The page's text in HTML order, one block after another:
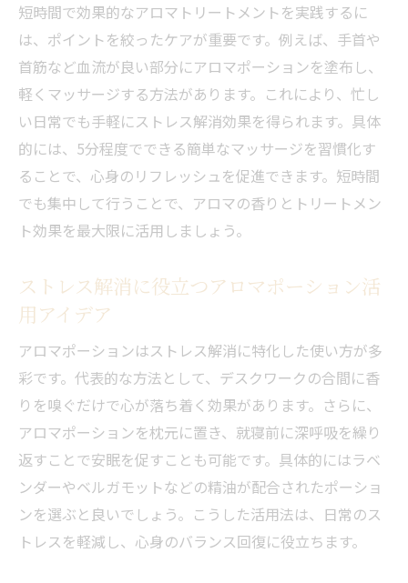
短時間で効果的なアロマトリートメントを実践するに
は、ポイントを絞ったケアが重要です。例えば、手首や
首筋など血流が良い部分にアロマポーションを塗布し、
軽くマッサージする方法があります。これにより、忙し
い日常でも手軽にストレス解消効果を得られます。具体
的には、5分程度でできる簡単なマッサージを習慣化す
ることで、心身のリフレッシュを促進できます。短時間
でも集中して行うことで、アロマの香りとトリートメン
ト効果を最大限に活用しましょう。
ストレス解消に役立つアロマポーション活
用アイデア
アロマポーションはストレス解消に特化した使い方が多
彩です。代表的な方法として、デスクワークの合間に香
りを嗅ぐだけで心が落ち着く効果があります。さらに、
アロマポーションを枕元に置き、就寝前に深呼吸を繰り
返すことで安眠を促すことも可能です。具体的にはラベ
ンダーやベルガモットなどの精油が配合されたポーショ
ンを選ぶと良いでしょう。こうした活用法は、日常のス
トレスを軽減し、心身のバランス回復に役立ちます。